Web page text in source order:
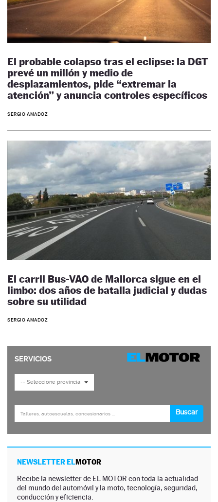
El probable colapso tras el eclipse: la DGT
prevé un millón y medio de
desplazamientos, pide “extremar la
atención” y anuncia controles específicos
SERGIO AMADOZ
El carril Bus-VAO de Mallorca sigue en el
limbo: dos años de batalla judicial y dudas
sobre su utilidad
SERGIO AMADOZ
NEWSLETTER ELMOTOR
Recibe la newsletter de EL MOTOR con toda la actualidad
del mundo del automóvil y la moto, tecnología, seguridad,
conducción y eficiencia.